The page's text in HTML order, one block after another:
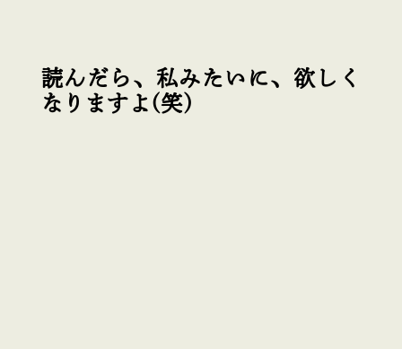
読んだら、私みたいに、欲しく
なりますよ(笑)